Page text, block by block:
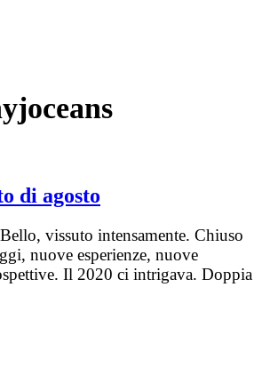
di agosto
vissuto intensamente. Chiuso
nuove esperienze, nuove
Il 2020 ci intrigava. Doppia